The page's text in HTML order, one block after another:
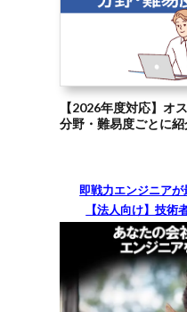
【2026年度対応】オ
分野・難易度ごとに紹
即戦力エンジニア
【法人向け】技